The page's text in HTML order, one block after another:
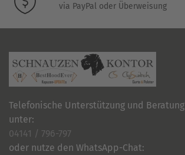
via PayPal oder Überweisung
Telefonische Unterstützung und Beratung
unter:
04141 / 796-797
oder nutze den WhatsApp-Chat: